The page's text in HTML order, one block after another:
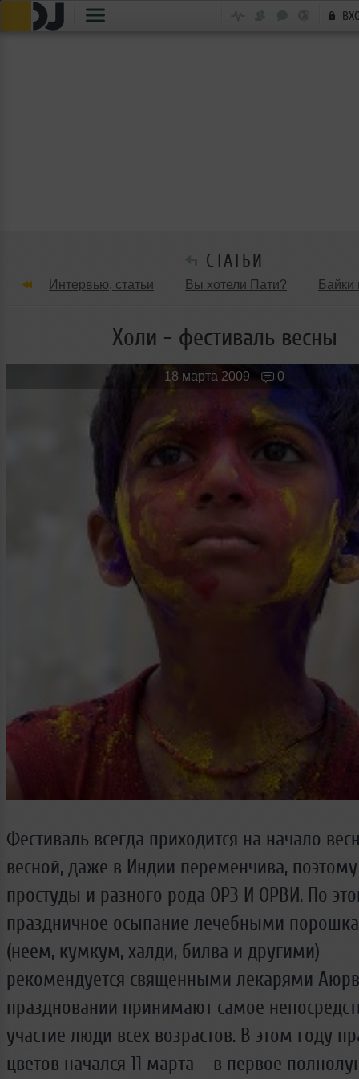
СТАТЬИ
Интервью, статьи Вы хотели Пати? Байки
Танцевальные стили
Новые лица Мужчина & Женщина
Холи - фестиваль весны
18 марта 2009 0
Фестиваль всегда приходится на начало
весной, даже в Индии переменчива,
простуды и разного рода ОРЗ И ОРВИ. По
праздничное осыпание лечебными
(неем, кумкум, халди, билва и другими)
рекомендуется священными лекарями
праздновании принимают самое
участие люди всех возрастов. В этом году
цветов начался 11 марта – в первое